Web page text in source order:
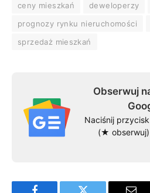
ceny mieszkań deweloperzy
prognozy rynku nieruchomości
sprzedaż mieszkań
Obserwuj
Naciśnij
(★